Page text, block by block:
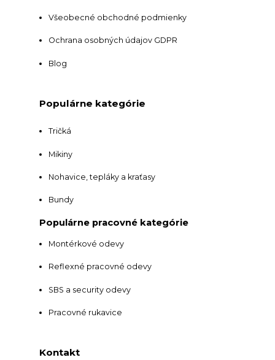
Všeobecné obchodné podmienky
Ochrana osobných údajov GDPR
Blog
Populárne kategórie
Tričká
Mikiny
Nohavice, tepláky a kraťasy
Bundy
Populárne pracovné kategórie
Montérkové odevy
Reflexné pracovné odevy
SBS a security odevy
Pracovné rukavice
Kontakt